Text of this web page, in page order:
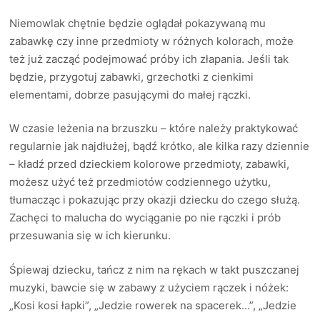
Niemowlak chętnie będzie oglądał pokazywaną mu
zabawkę czy inne przedmioty w różnych kolorach, może
też już zacząć podejmować próby ich złapania. Jeśli tak
będzie, przygotuj zabawki, grzechotki z cienkimi
elementami, dobrze pasującymi do małej rączki.
W czasie leżenia na brzuszku – które należy praktykować
regularnie jak najdłużej, bądź krótko, ale kilka razy dziennie
– kładź przed dzieckiem kolorowe przedmioty, zabawki,
możesz użyć też przedmiotów codziennego użytku,
tłumacząc i pokazując przy okazji dziecku do czego służą.
Zachęci to malucha do wyciąganie po nie rączki i prób
przesuwania się w ich kierunku.
Śpiewaj dziecku, tańcz z nim na rękach w takt puszczanej
muzyki, bawcie się w zabawy z użyciem rączek i nóżek:
„Kosi kosi łapki”, „Jedzie rowerek na spacerek…”, „Jedzie